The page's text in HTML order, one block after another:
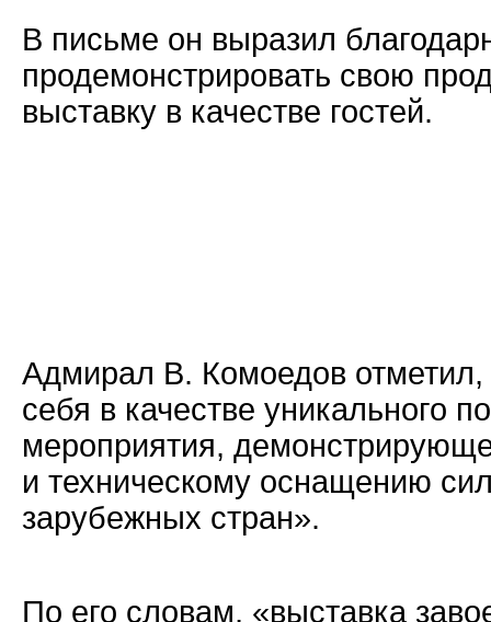
В письме он выразил
продемонстрировать свою
выставку в качестве гостей.
Адмирал В. Комоедов отметил,
себя в качестве уникального
мероприятия,
и техническому оснащению
зарубежных стран».
По его словам, «выставка